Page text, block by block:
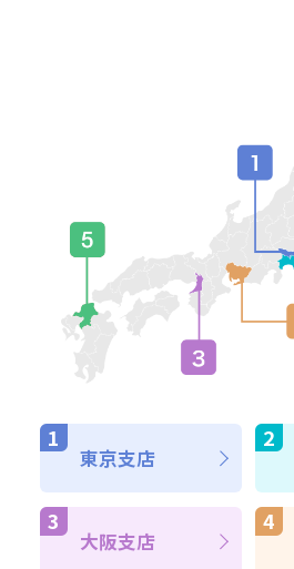
東京支店
大阪支店